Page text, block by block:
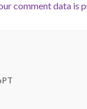
comment data is